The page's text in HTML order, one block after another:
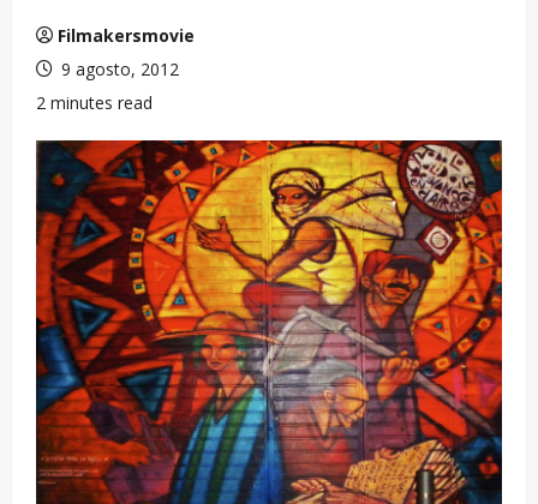
Filmakersmovie
9 agosto, 2012
2 minutes read